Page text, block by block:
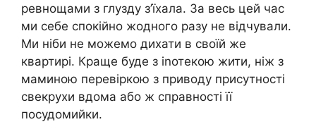
ревнощами з глузду з’їхала. За весь цей час
ми себе спокійно жодного разу не відчували.
Ми ніби не можемо дихати в своїй же
квартирі. Краще буде з іnотекою жити, ніж з
маминою перевіркою з приводу присутності
свекрухи вдома або ж справності її
посудомийки.